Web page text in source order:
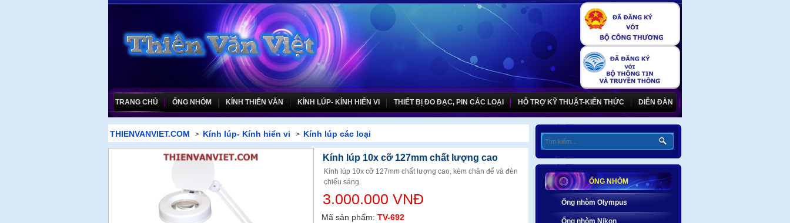
TRANG CHỦ ỐNG NHÒM KÍNH THIÊN VĂN KÍNH LÚP- KÍNH HIỂN VI THIẾT BỊ ĐO ĐẠC, PIN CÁC LOẠI HỖ TRỢ KỸ THUẬT-KIẾN THỨC DIỄN ĐÀN
THIENVANVIET.COM > Kính lúp- Kính hiển vi > Kính lúp các loại
Kính lúp 10x cỡ 127mm chất lượng cao
Kính lúp 10x cỡ 127mm chất lượng cao, kèm chân đế và đèn
chiếu sáng.
3.000.000 VNĐ
Mã sản phẩm: TV-692
ỐNG NHÒM
Ống nhòm Olympus
Ống nhòm Nikon